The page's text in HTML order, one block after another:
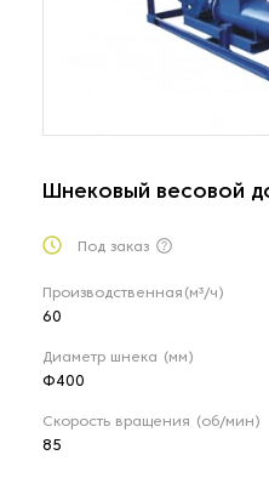
Шнековый весовой
Под заказ
Производственная(м³/ч)
60
Диаметр шнека (мм)
Ф400
Скорость вращения (об/мин)
85